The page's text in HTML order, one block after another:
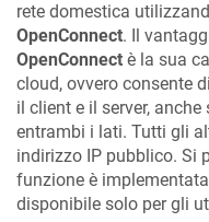
rete domestica
OpenConnect. Il
OpenConnect è la sua
cloud, ovvero consente
il client e il server,
entrambi i lati. Tutti gli
indirizzo IP pubblico. Si
funzione è
disponibile solo per gli